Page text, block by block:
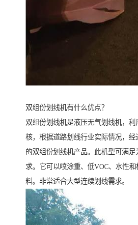
双组份划线机有什么优点？
双组份划线机是液压无气划线机，利
核，根据道路划线行业实际情况，经
的双组份划线机产品。此机型可满足
求。它可以喷涂重、低VOC、水性
料。非常适合大型连续划线需求。